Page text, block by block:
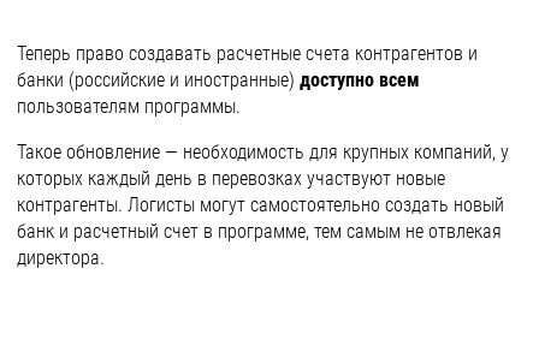
Теперь право создавать расчетные счета контрагентов и
банки (российские и иностранные) доступно всем
пользователям программы.
Такое обновление — необходимость для крупных компаний, у
которых каждый день в перевозках участвуют новые
контрагенты. Логисты могут самостоятельно создать новый
банк и расчетный счет в программе, тем самым не отвлекая
директора.